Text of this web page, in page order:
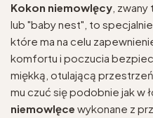
Kokon niemowlęcy ,
lub "baby nest", to
które ma na celu
komfortu i poczucia
miękką, otulającą
mu czuć się podobnie jak w
niemowlęce wykonane z